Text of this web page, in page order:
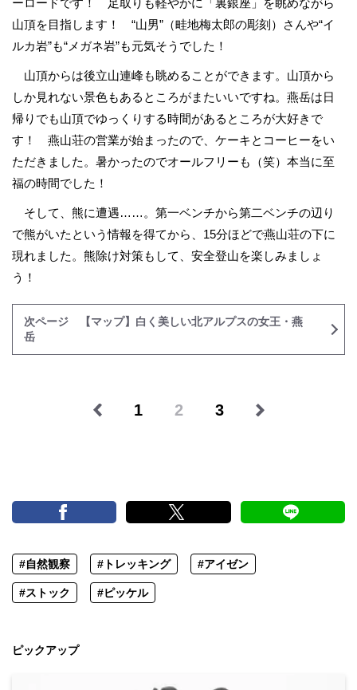
ーロードです！ 足取りも軽やかに「裏銀座」を眺めながら
山頂を目指します！ “山男”（畦地梅太郎の彫刻）さんや“イ
ルカ岩”も“メガネ岩”も元気そうでした！
山頂からは後立山連峰も眺めることができます。山頂から
しか見れない景色もあるところがまたいいですね。燕岳は日
帰りでも山頂でゆっくりする時間があるところが大好きで
す！ 燕山荘の営業が始まったので、ケーキとコーヒーをい
ただきました。暑かったのでオールフリーも（笑）本当に至
福の時間でした！
そして、熊に遭遇……。第一ベンチから第二ベンチの辺り
で熊がいたという情報を得てから、15分ほどで燕山荘の下に
現れました。熊除け対策もして、安全登山を楽しみましょ
う！
次ページ 【マップ】白く美しい北アルプスの女王・燕
岳
1 2 3
#自然観察 #トレッキング #アイゼン
#ストック #ピッケル
ピックアップ